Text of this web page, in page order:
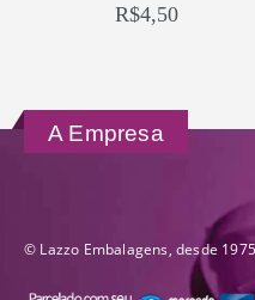
R$4,50
A Empresa
© Lazzo Embalagens, desde